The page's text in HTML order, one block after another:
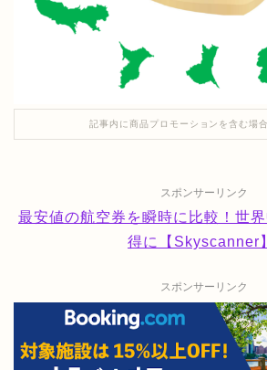
記事内に商品プロモーションを含む場
スポンサーリンク
最安値の航空券を瞬時に比較！世
得に【Skyscanner】
スポンサーリンク